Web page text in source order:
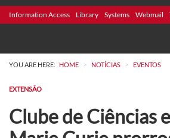
Information Access Library Systems Webmail
YOU ARE HERE: HOME > NOTÍCIAS > EVENTOS
EXTENSÃO
Clube de Ciências